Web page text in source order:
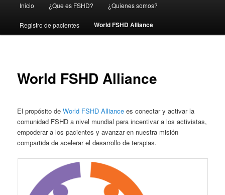
Inicio ¿Que es FSHD? ¿Quienes somos?
Registro de pacientes World FSHD Alliance
World FSHD Alliance
El propósito deWorld FSHD Alliance es conectar y activar la
comunidad FSHD a nivel mundial para incentivar a los activistas,
empoderar a los pacientes y avanzar en nuestra misión
compartida de acelerar el desarrollo de terapias.